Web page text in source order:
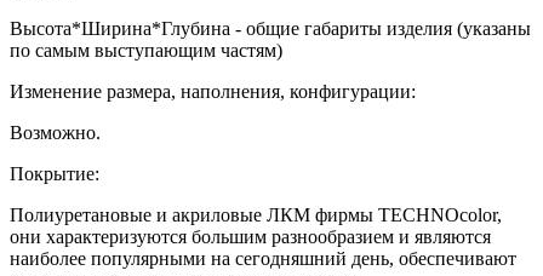
Высота*Ширина*Глубина - общие габариты изделия (указаны
по самым выступающим частям)
Изменение размера, наполнения, конфигурации:
Возможно.
Покрытие:
Полиуретановые и акриловые ЛКМ фирмы TECHNOcolor,
они характеризуются большим разнообразием и являются
наиболее популярными на сегодняшний день, обеспечивают